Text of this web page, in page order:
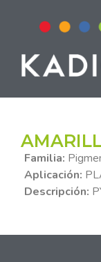
Familia:
Aplicación:
Descripción: